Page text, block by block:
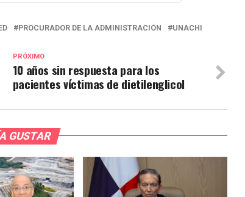
PROCURADOR DE LA ADMINISTRACIÓN UNACHI
PRÓXIMO
10 años sin respuesta para los
pacientes víctimas de dietilenglicol
GUSTAR